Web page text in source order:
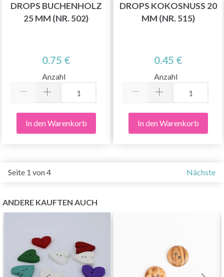
DROPS BUCHENHOLZ
25 MM (NR. 502)
0.75 €
Anzahl
In den Warenkorb
DROPS KOKOSNUSS 20
MM (NR. 515)
0.45 €
Anzahl
In den Warenkorb
Seite 1 von 4 Nächste
ANDERE KAUFTEN AUCH